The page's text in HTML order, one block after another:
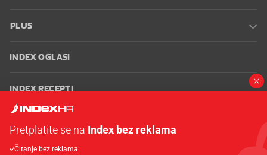
PLUS
INDEX OGLASI
INDEX RECEPTI
Oglašavanje Zaposli se na Indexu
Pretplatite se na Index bez reklama
Čitanje bez reklama